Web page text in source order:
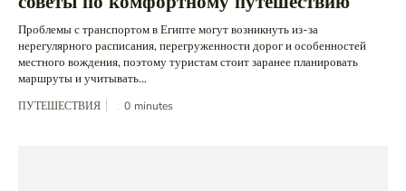
Проблемы с транспортом в Египте могут возникнуть из-за
нерегулярного расписания, перегруженности дорог и особенностей
местного вождения, поэтому туристам стоит заранее планировать
маршруты и учитывать...
ПУТЕШЕСТВИЯ 0 minutes